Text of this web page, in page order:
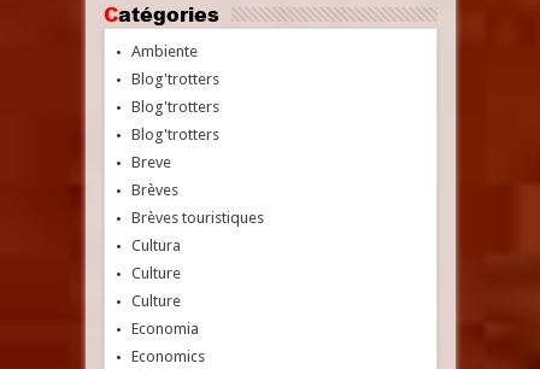
Catégories
Ambiente
Blog'trotters
Blog'trotters
Blog'trotters
Breve
Brèves
Brèves touristiques
Cultura
Culture
Culture
Economia
Economics